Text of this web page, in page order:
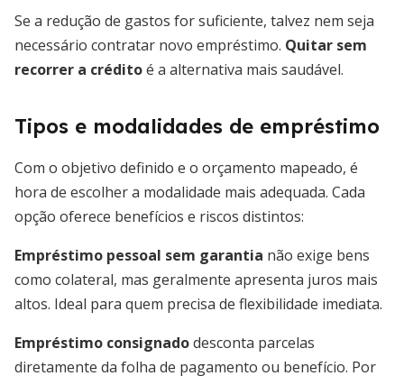
Se a redução de gastos for suficiente, talvez nem seja
necessário contratar novo empréstimo. Quitar sem
recorrer a créditoé a alternativa mais saudável.
Tipos e modalidades de empréstimo
Com o objetivo definido e o orçamento mapeado, é
hora de escolher a modalidade mais adequada. Cada
opção oferece benefícios e riscos distintos:
Empréstimo pessoal sem garantia não exige bens
como colateral, mas geralmente apresenta juros mais
altos. Ideal para quem precisa de flexibilidade imediata.
Empréstimo consignadodesconta parcelas
diretamente da folha de pagamento ou benefício. Por